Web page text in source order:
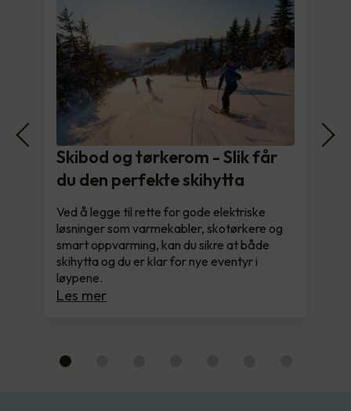
Skibod og tørkerom - Slik får
du den perfekte skihytta
Ved å legge til rette for gode elektriske
løsninger som varmekabler, skotørkere og
smart oppvarming, kan du sikre at både
skihytta og du er klar for nye eventyr i
løypene.
Les mer